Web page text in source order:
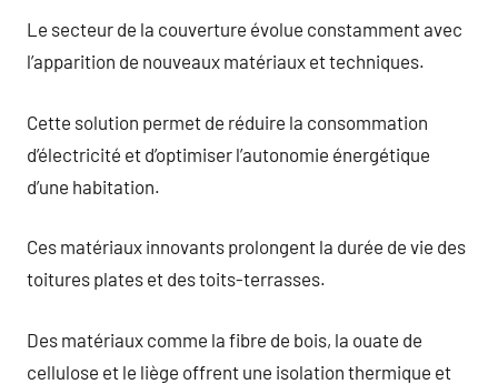
Le secteur de la couverture évolue constamment avec
l’apparition de nouveaux matériaux et techniques.
Cette solution permet de réduire la consommation
d’électricité et d’optimiser l’autonomie énergétique
d’une habitation.
Ces matériaux innovants prolongent la durée de vie des
toitures plates et des toits-terrasses.
Des matériaux comme la fibre de bois, la ouate de
cellulose et le liège offrent une isolation thermique et